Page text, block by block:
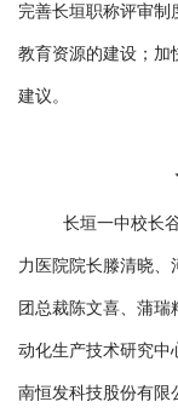
完善长垣职称评审制
教育资源的建设；加
建议。
长垣一中校长
力医院院长滕清晓、
团总裁陈文喜、蒲瑞
动化生产技术研究中
南恒发科技股份有限